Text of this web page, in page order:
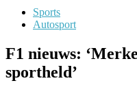
Sports
Autosport
F1 nieuws:
sportheld’